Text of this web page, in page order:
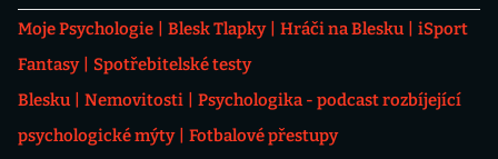
Moje Psychologie Blesk Tlapky Hráči na Blesku
iSport
Fantasy
Spotřebitelské testy
Blesku
Nemovitosti
Psychologika - podcast rozbíjející
psychologické mýty
Fotbalové přestupy